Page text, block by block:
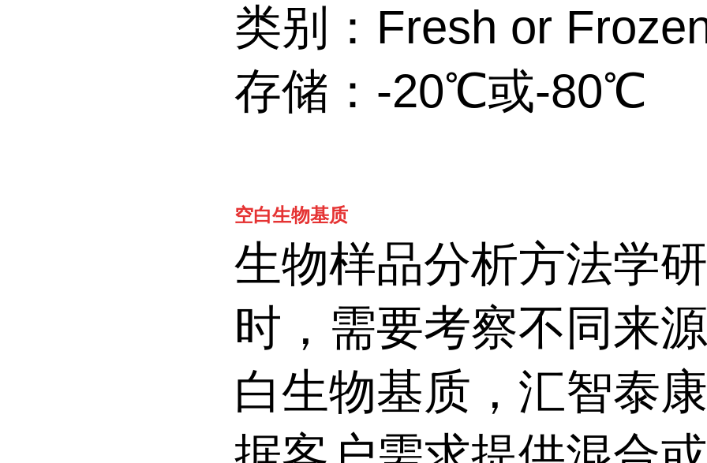
类别：Fresh or
存储：-20℃或-80℃
空白生物基质
生物样品分析方法学
时，需要考察不同来
白生物基质，汇智泰